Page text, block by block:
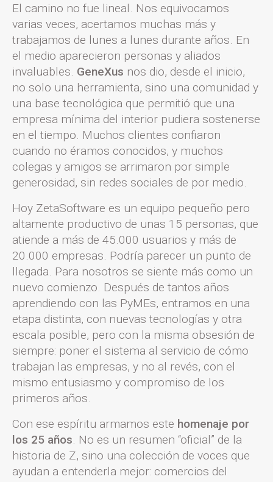
El camino no fue lineal. Nos equivocamos
varias veces, acertamos muchas más y
trabajamos de lunes a lunes durante años. En
el medio aparecieron personas y aliados
invaluables. GeneXus nos dio, desde el inicio,
no solo una herramienta, sino una comunidad y
una base tecnológica que permitió que una
empresa mínima del interior pudiera sostenerse
en el tiempo. Muchos clientes confiaron
cuando no éramos conocidos, y muchos
colegas y amigos se arrimaron por simple
generosidad, sin redes sociales de por medio.
Hoy ZetaSoftware es un equipo pequeño pero
altamente productivo de unas 15 personas, que
atiende a más de 45.000 usuarios y más de
20.000 empresas. Podría parecer un punto de
llegada. Para nosotros se siente más como un
nuevo comienzo. Después de tantos años
aprendiendo con las PyMEs, entramos en una
etapa distinta, con nuevas tecnologías y otra
escala posible, pero con la misma obsesión de
siempre: poner el sistema al servicio de cómo
trabajan las empresas, y no al revés, con el
mismo entusiasmo y compromiso de los
primeros años.
Con ese espíritu armamos este homenaje por
los 25 años. No es un resumen “oficial” de la
historia de Z, sino una colección de voces que
ayudan a entenderla mejor: comercios del